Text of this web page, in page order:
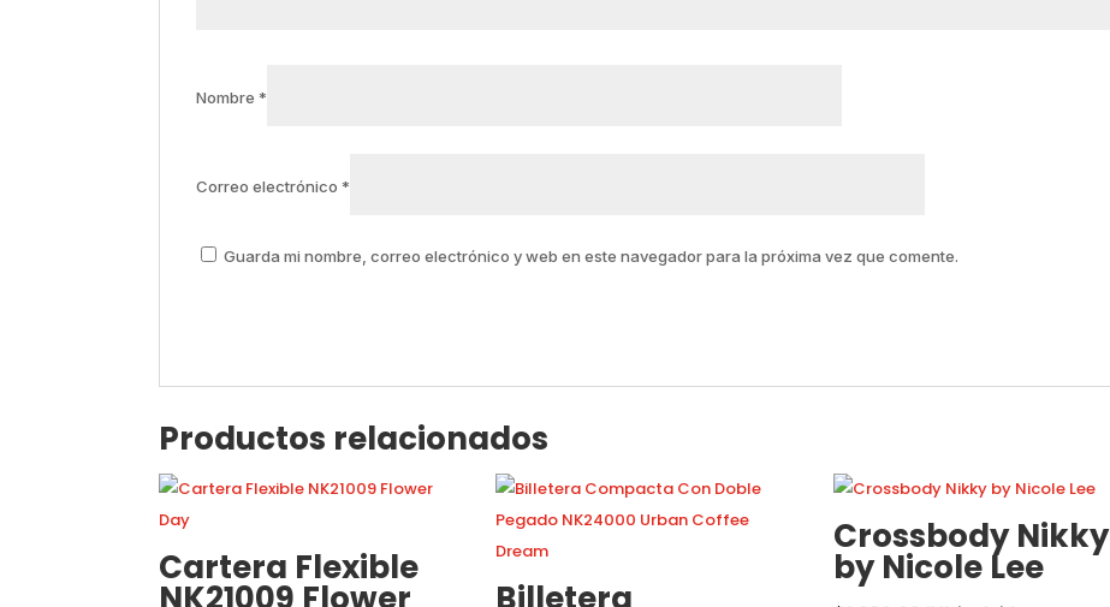
Nombre *
Correo electrónico *
Guarda mi nombre, correo electrónico y web en este navegador para la próxima vez que comente.
Productos relacionados
Cartera Flexible
NK21009 Flower Billetera
Crossbody Nikky
by Nicole Lee